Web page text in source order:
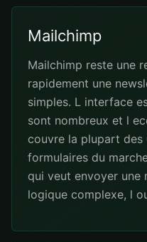
Mailchimp
Mailchimp reste une
rapidement une
simples. L interface
sont nombreux et l
couvre la plupart des
formulaires du
qui veut envoyer une
logique complexe, l